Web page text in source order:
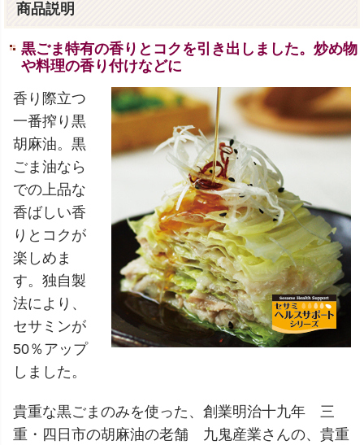
商品説明
黒ごま特有の香りとコクを引き出しました。炒め物
や料理の香り付けなどに
香り際立つ
一番搾り黒
胡麻油。黒
ごま油なら
での上品な
香ばしい香
りとコクが
楽しめま
す。独自製
法により、
セサミンが
50％アップ
しました。
貴重な黒ごまのみを使った、創業明治十九年 三
重・四日市の胡麻油の老舗 九鬼産業さんの、貴重